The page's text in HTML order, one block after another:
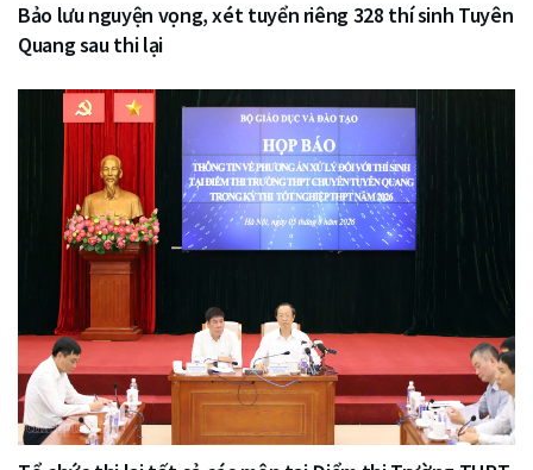
Bảo lưu nguyện vọng, xét tuyển riêng 328 thí sinh Tuyên
Quang sau thi lại